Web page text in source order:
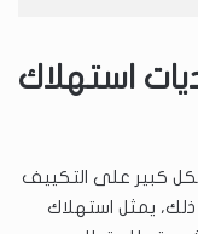
استهلاك
كبير على التكييف
يمثل استهلاك